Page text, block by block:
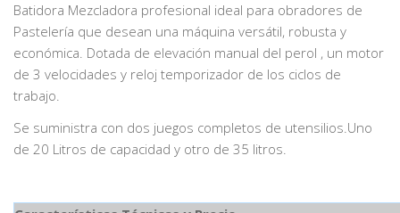
Batidora Mezcladora profesional ideal para obradores de
Pastelería que desean una máquina versátil, robusta y
económica. Dotada de elevación manual del perol , un motor
de 3 velocidades y reloj temporizador de los ciclos de
trabajo.
Se suministra con dos juegos completos de utensilios.Uno
de 20 Litros de capacidad y otro de 35 litros.